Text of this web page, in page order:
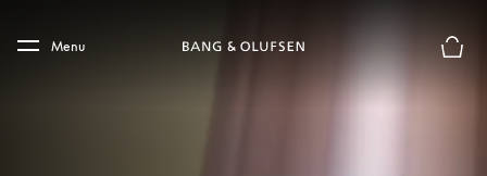
Skip to main footer
Menu